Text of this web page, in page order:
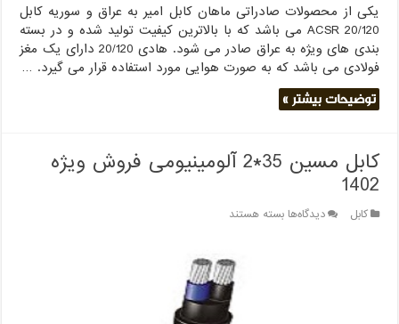
یکی از محصولات صادراتی ماهان کابل امیر به عراق و سوریه کابل
20/120 ACSR می باشد که با بالاترین کیفیت تولید شده و در بسته
بندی های ویژه به عراق صادر می شود. هادی 20/120 دارای یک مغز
فولادی می باشد که به صورت هوایی مورد استفاده قرار می گیرد. …
توضیحات بیشتر »
کابل مسین 35*2 آلومینیومی فروش ویژه
1402
کابل دیدگاه‌هابرای
بسته هستند